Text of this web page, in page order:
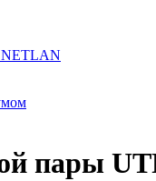
NETLAN
пары